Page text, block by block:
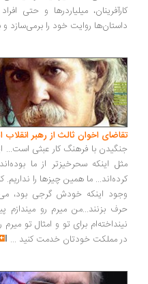
کارآفرینان، میلیاردرها و حتی
داستان‌ها روایت خود را برمی‌سازد
تقاضای اخوان ثالث از رهبر انقلاب
جنگیدن با فرهنگ کار عبثی است...
مثل اینکه سحرخیزتر از ما
کرده‌اند... ما همین چیزها را نداریم.
وجود اینکه خودش گرجی بود،
حرف بزنند...من میرم رو
نینداخته‌ام برای تو و امثال تو
در مملکت خودتان خدمت کنید ...